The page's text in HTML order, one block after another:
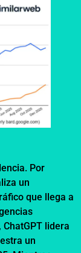
Por
un
que llega a
lidera
un